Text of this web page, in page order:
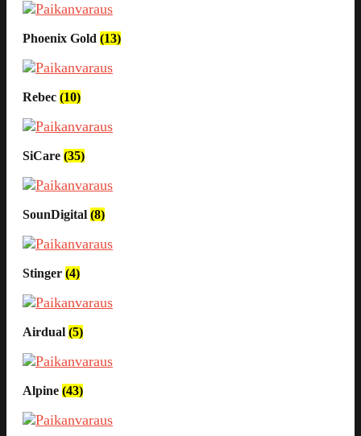
Phoenix Gold (13)
Rebec (10)
SiCare (35)
SounDigital (8)
Stinger (4)
Airdual (5)
Alpine (43)